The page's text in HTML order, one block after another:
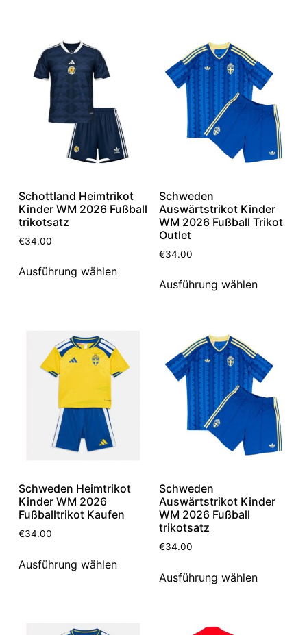
Schottland Heimtrikot
Kinder WM 2026 Fußball
trikotsatz
€34.00
Ausführung wählen
Schweden
Auswärtstrikot Kinder
WM 2026 Fußball Trikot
Outlet
€34.00
Ausführung wählen
Schweden Heimtrikot
Kinder WM 2026
Fußballtrikot Kaufen
€34.00
Ausführung wählen
Schweden
Auswärtstrikot Kinder
WM 2026 Fußball
trikotsatz
€34.00
Ausführung wählen